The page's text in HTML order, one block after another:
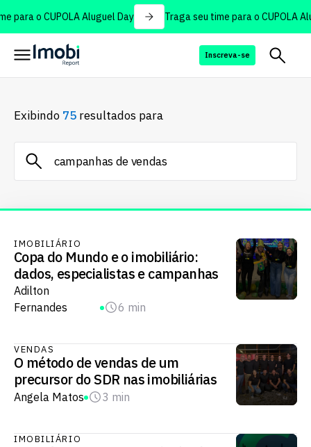
para o CUPOLA Aluguel Day Traga seu time para o CUPOLA
Inscreva-se
Exibindo 75 resultados para
IMOBILIÁRIO
Copa do Mundo e o imobiliário:
dados, especialistas e campanhas
Adilton
Fernandes
6 min
VENDAS
O método de vendas de um
precursor do SDR nas imobiliárias
Angela Matos 3 min
IMOBILIÁRIO